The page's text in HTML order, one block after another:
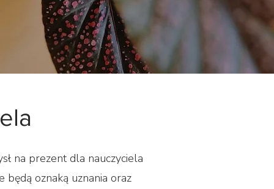
na prezent dla nauczyciela
będą oznaką uznania oraz